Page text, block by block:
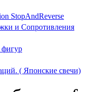
StopAndReverse
и Сопротивления
фигур
( Японские свечи)